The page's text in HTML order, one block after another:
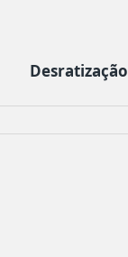
Desratização